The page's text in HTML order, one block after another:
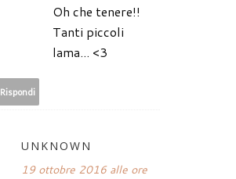
Oh che tenere!!
Tanti piccoli
lama... <3
Rispondi
UNKNOWN
19 ottobre 2016 alle ore